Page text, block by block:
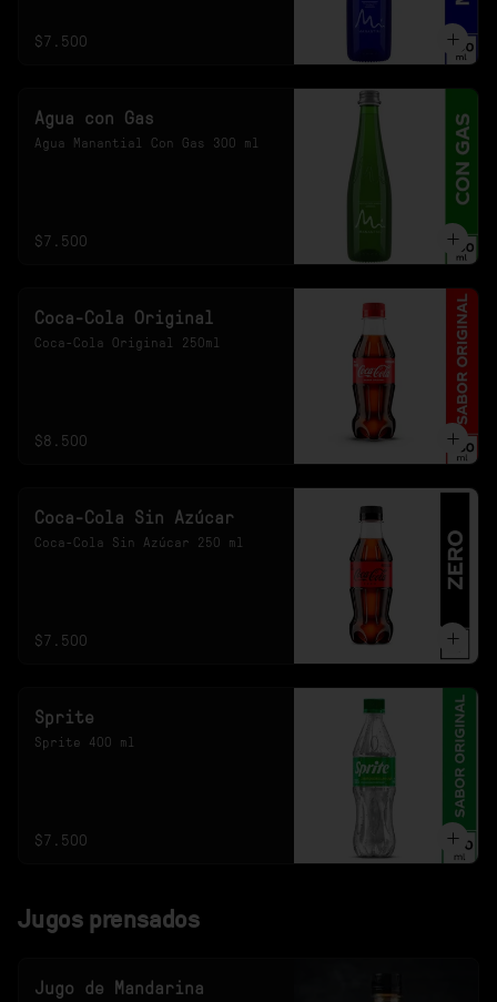
$7.500
Agua con Gas
Agua Manantial Con Gas 300 ml
$7.500
Coca-Cola Original
Coca-Cola Original 250ml
$8.500
Coca-Cola Sin Azúcar
Coca-Cola Sin Azúcar 250 ml
$7.500
Sprite
Sprite 400 ml
$7.500
Jugos prensados
Jugo de Mandarina